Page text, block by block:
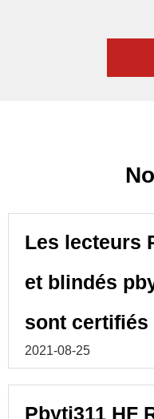
Les lecteurs
et blindés
sont certifiés
2021-08-25
Pbytj311 HF